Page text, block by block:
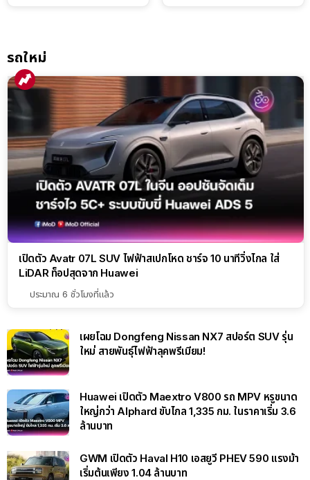
รถใหม่
เปิดตัว Avatr 07L SUV ไฟฟ้าสเปกโหด ชาร์จ 10 นาทีวิ่งไกล ใส่
LiDAR ท็อปสุดจาก Huawei
ประมาณ 6 ชั่วโมงที่แล้ว
เผยโฉม Dongfeng Nissan NX7 สปอร์ต SUV รุ่น
ใหม่ สายพันธุ์ไฟฟ้าลุคพรีเมียม!
Huawei เปิดตัว Maextro V800 รถ MPV หรูขนาด
ใหญ่กว่า Alphard ขับไกล 1,335 กม. ในราคาเริ่ม 3.6
ล้านบาท
GWM เปิดตัว Haval H10 เอสยูวี PHEV 590 แรงม้า
เริ่มต้นเพียง 1.04 ล้านบาท